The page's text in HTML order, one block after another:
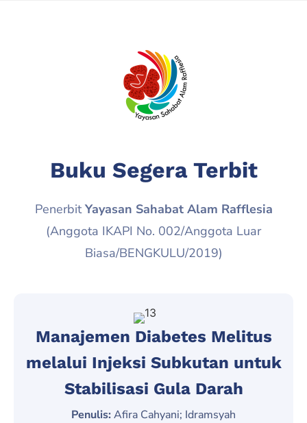
Buku Segera Terbit
PenerbitYayasan Sahabat Alam Rafflesia
(Anggota IKAPI No. 002/Anggota Luar
Biasa/BENGKULU/2019)
Manajemen Diabetes Melitus
melalui Injeksi Subkutan untuk
Stabilisasi Gula Darah
Penulis:Afira Cahyani; Idramsyah